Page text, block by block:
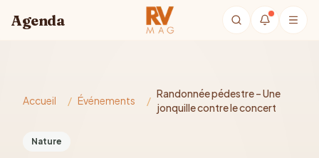
Agenda
Accueil / Événements /
Randonnée pédestre – Une
jonquille contre le concert
Nature